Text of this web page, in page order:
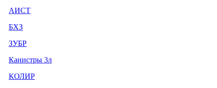
АИСТ
БХЗ
ЗУБР
Канистры 3л
КОЛИР